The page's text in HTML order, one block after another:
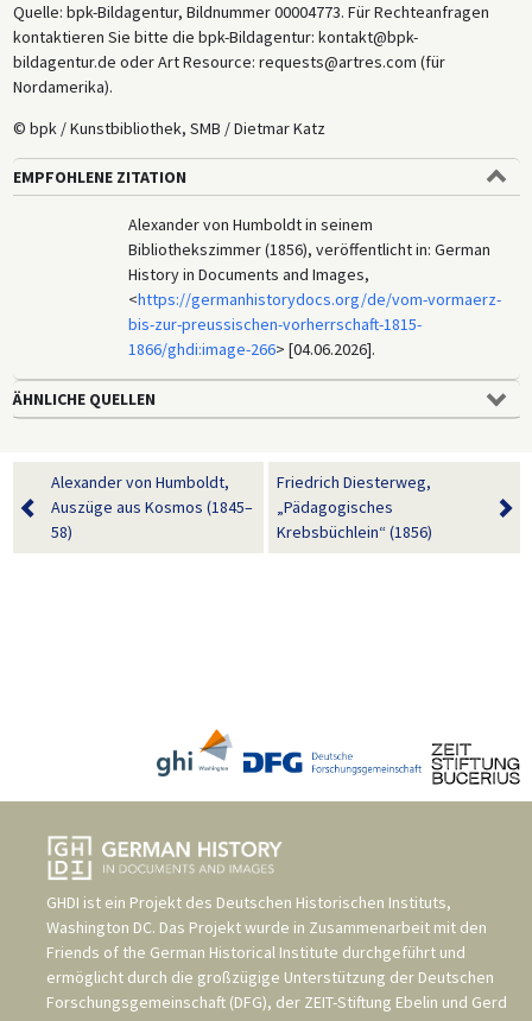
Quelle: bpk-Bildagentur, Bildnummer 00004773. Für Rechteanfragen
kontaktieren Sie bitte die bpk-Bildagentur: kontakt@bpk-
bildagentur.de oder Art Resource: requests@artres.com (für
Nordamerika).
© bpk / Kunstbibliothek, SMB / Dietmar Katz
EMPFOHLENE ZITATION
Alexander von Humboldt in seinem
Bibliothekszimmer (1856), veröffentlicht in: German
History in Documents and Images,
<https://germanhistorydocs.org/de/vom-vormaerz-
bis-zur-preussischen-vorherrschaft-1815-
1866/ghdi:image-266> [04.06.2026].
ÄHNLICHE QUELLEN
Alexander von Humboldt,
Auszüge aus Kosmos (1845–
58)
Friedrich Diesterweg,
„Pädagogisches
Krebsbüchlein“ (1856)
GHDI ist ein Projekt des Deutschen Historischen Instituts,
Washington DC. Das Projekt wurde in Zusammenarbeit mit den
Friends of the German Historical Institute durchgeführt und
ermöglicht durch die großzügige Unterstützung der Deutschen
Forschungsgemeinschaft (DFG), der ZEIT-Stiftung Ebelin und Gerd